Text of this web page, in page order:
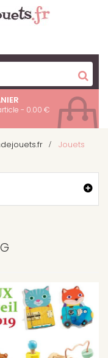
- 0.00 €
>
Jouets